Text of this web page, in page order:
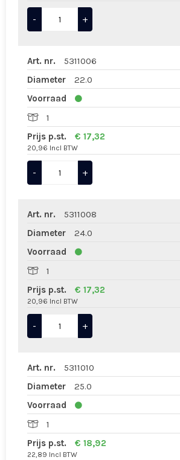
- +
Art. nr.
5311006
Diameter
22.0
Voorraad
1
Prijs p.st.
€ 17,32
20,96 Incl BTW
- +
Art. nr.
5311008
Diameter
24.0
Voorraad
1
Prijs p.st.
€ 17,32
20,96 Incl BTW
- +
Art. nr.
5311010
Diameter
25.0
Voorraad
1
Prijs p.st.
€ 18,92
22,89 Incl BTW